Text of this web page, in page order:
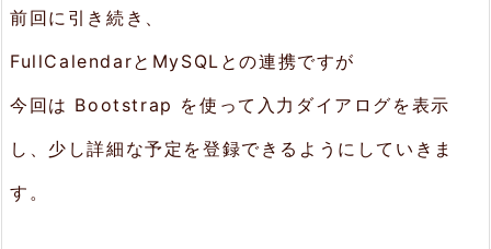
前回に引き続き、
FullCalendarとMySQLとの連携ですが
今回は Bootstrap を使って入力ダイアログを表示
し、少し詳細な予定を登録できるようにしていきま
す。